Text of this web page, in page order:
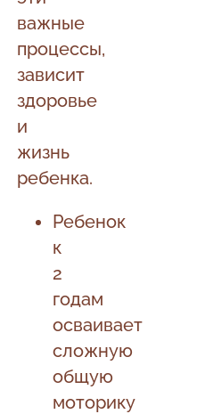
важные
процессы,
зависит
здоровье
и
жизнь
ребенка.
Ребенок
к
2
годам
осваивает
сложную
общую
моторику